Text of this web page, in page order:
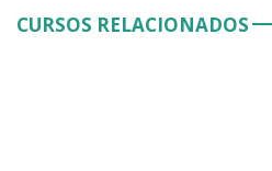
CURSOS RELACIONADOS